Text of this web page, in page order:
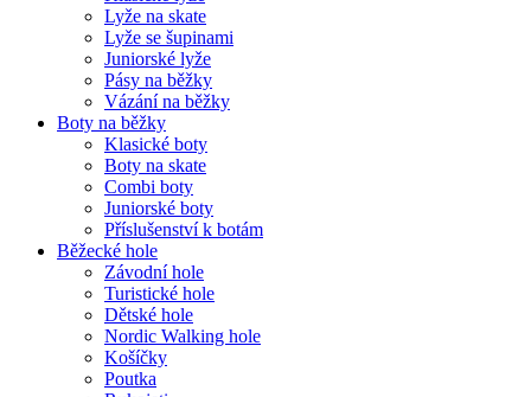
Lyže na skate
Lyže se šupinami
Juniorské lyže
Pásy na běžky
Vázání na běžky
Boty na běžky
Klasické boty
Boty na skate
Combi boty
Juniorské boty
Příslušenství k botám
Běžecké hole
Závodní hole
Turistické hole
Dětské hole
Nordic Walking hole
Košíčky
Poutka